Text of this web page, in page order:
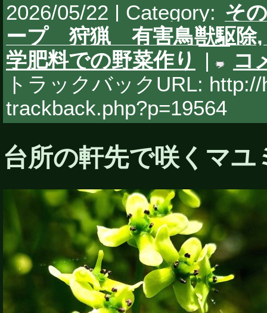
2026/05/22 | Category: そ
ープ 狩猟 有害鳥獣駆除
学肥料での野菜作り
|
コ
トラックバックURL:
trackback.php?p=19564
台所の軒先で咲くマユ